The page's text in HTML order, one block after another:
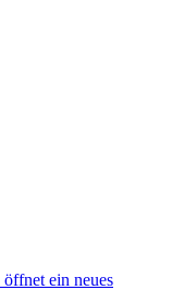
ein neues